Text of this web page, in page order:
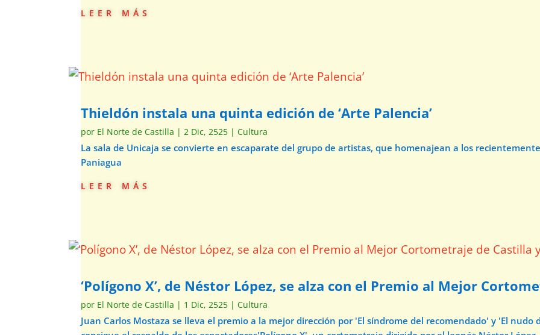
leer más
Thieldón instala una quinta edición de ‘Arte Palencia’
por El Norte de Castilla |2 Dic, 2525 |Cultura
La sala de Unicaja se convierte en escaparate del grupo de artistas, que homenajean a los
Paniagua
leer más
‘Polígono X’, de Néstor López, se alza con el Premio al Mejor
por El Norte de Castilla | 1 Dic, 2525 |Cultura
Juan Carlos Mostaza se lleva el premio a la mejor dirección por 'El síndrome del recomendado' y 'El nudo